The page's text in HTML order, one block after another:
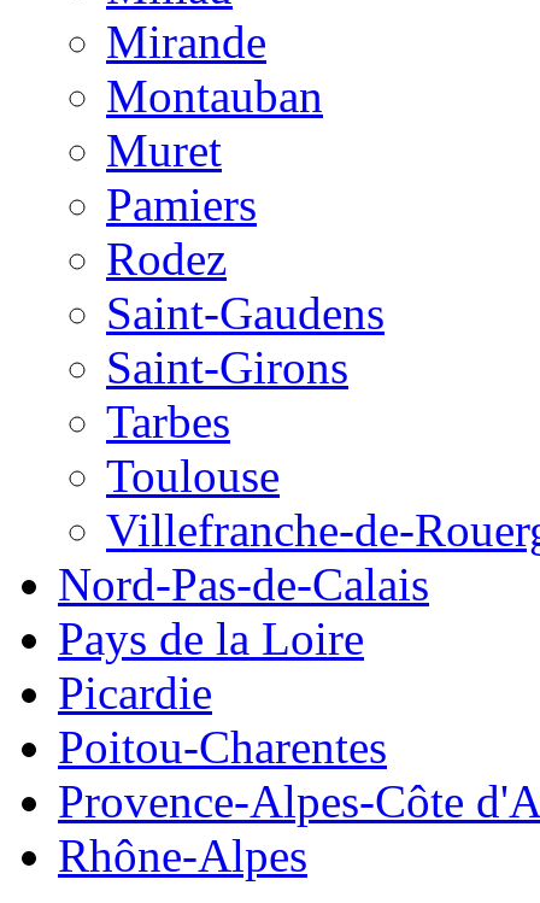
Mirande
Montauban
Muret
Pamiers
Rodez
Saint-Gaudens
Saint-Girons
Tarbes
Toulouse
Villefranche-de-
Nord-Pas-de-Calais
Pays de la Loire
Picardie
Poitou-Charentes
Provence-Alpes-Côte
Rhône-Alpes